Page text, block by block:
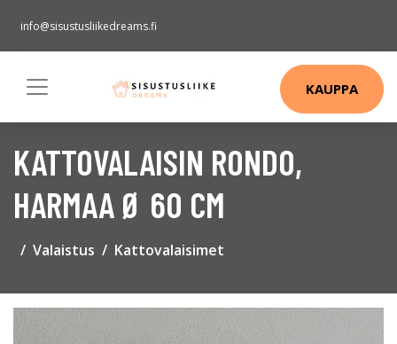
info@sisustusliikedreams.fi
KAUPPA
KATTOVALAISIN RONDO,
HARMAA Ø 60 CM
Valaistus Kattovalaisimet